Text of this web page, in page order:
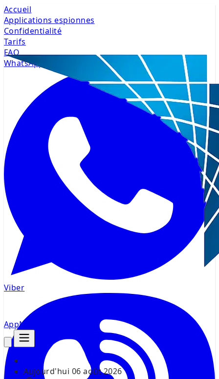
AppMsr
Aujourd'hui 06 août 2026
Accueil
Applications espionnes
Confidentialité
Tarifs
FAQ
WhatsApp
Viber